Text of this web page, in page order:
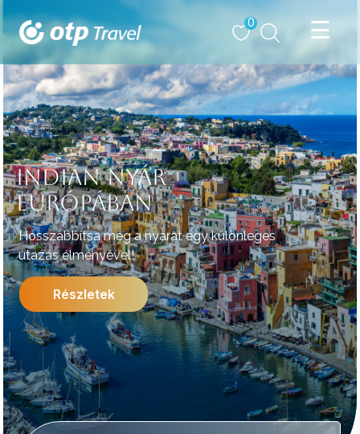
0
INDIÁN NYÁR
EURÓPÁBAN
Hosszabbítsa meg a nyarat egy különleges
utazás élményével!
Részletek